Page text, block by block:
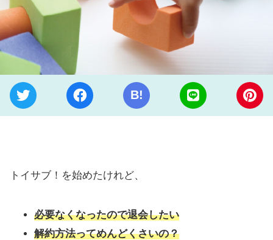
B!
トイサブ！を始めたけれど、
必要なくなったので退会したい
解約方法ってめんどくさいの？